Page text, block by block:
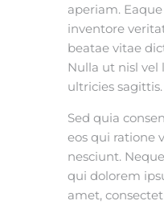
aperiam.
inventore
beatae vitae
Nulla ut nisl
ultricies sagittis.
Sed quia
eos qui ratione
nesciunt.
qui dolorem
amet,